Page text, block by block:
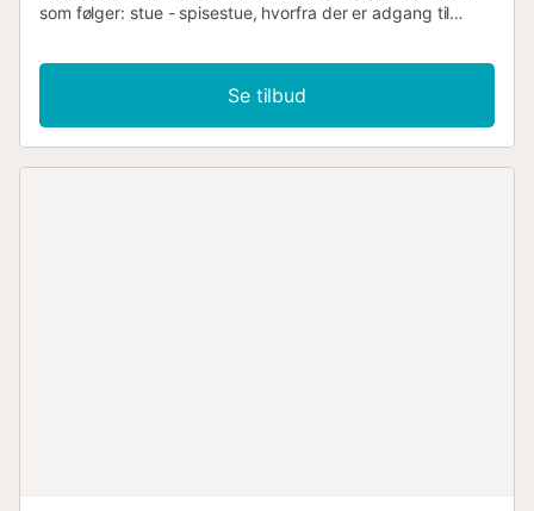
som følger: stue - spisestue, hvorfra der er adgang til
Tilbring din ferie i gåafstand til den gamle bydel, hvor du
finder alle slags butikker, barer og restauranter....
Se tilbud